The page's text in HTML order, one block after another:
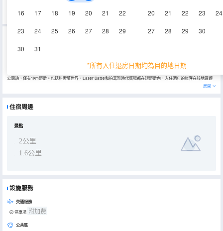
16 17 18 19 20 21 22
23 24 25 26 27 28 29
30 31
20 21 22 23 24
27 28 29 30
*所有入住退房日期均為目的地日期
的人推薦
清潔度 服務 設施
吉隆坡633近成功時代廣場精英OYO公寓
(OYO Home 633 Elite Near Berjaya
Taragon Puteri Kl, Jalan Changkat Thambi Dollah
公園站，僅有1km距離。包括科索莫世界、Laser Battle和柏嘉雅時代廣場都在短距離內，入住酒店的旅客在該地區遊
酒店對客房的裝飾十分考究，每間設施齊全的客房都配備有空調、衣櫃/衣櫥和房間內高速上網。電熱水壺和瓶裝水可供
展開
住宿周邊
景點
2公里
1.6公里
設施服務
交通服務
停車場 附加费
公共區